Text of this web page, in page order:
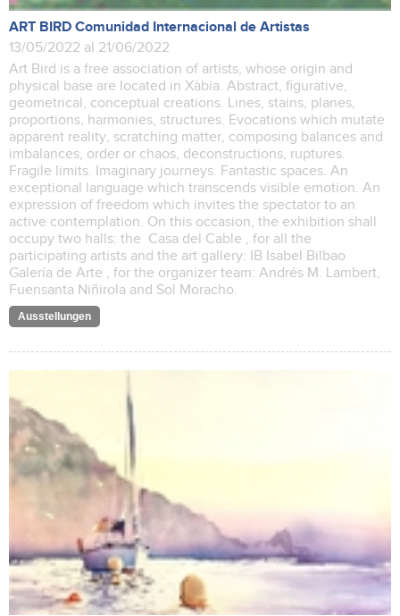
ART BIRD Comunidad Internacional de Artistas
13/05/2022 al 21/06/2022
Art Bird is a free association of artists, whose origin and
physical base are located in Xàbia. Abstract, figurative,
geometrical, conceptual creations. Lines, stains, planes,
proportions, harmonies, structures. Evocations which mutate
apparent reality, scratching matter, composing balances and
imbalances, order or chaos, deconstructions, ruptures.
Fragile limits. Imaginary journeys. Fantastic spaces. An
exceptional language which transcends visible emotion. An
expression of freedom which invites the spectator to an
active contemplation. On this occasion, the exhibition shall
occupy two halls: the Casa del Cable , for all the
participating artists and the art gallery: IB Isabel Bilbao
Galería de Arte , for the organizer team: Andrés M. Lambert,
Fuensanta Niñirola and Sol Moracho.
Ausstellungen